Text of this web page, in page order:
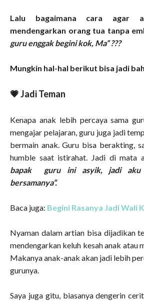
Lalu bagaimana cara agar
mendengarkan orang tua tanpa
guru enggak begini kok, Ma” ???
Mungkin hal-hal berikut bisa jadi
💗 Jadi Teman
Kenapa anak lebih percaya sama
mengajar pelajaran, guru juga jadi
bermain anak. Guru bisa berakting,
humble saat istirahat. Jadi di mata
bapak guru ini asyik, jadi aku
bersamanya”.
Baca juga: Begini Rasanya Jadi Wali
Nyaman dalam artian bisa dijadikan
mendengarkan keluh kesah anak atau
Makanya anak-anak akan jadi lebih
gurunya.
Saya juga gitu, biasanya dengerin